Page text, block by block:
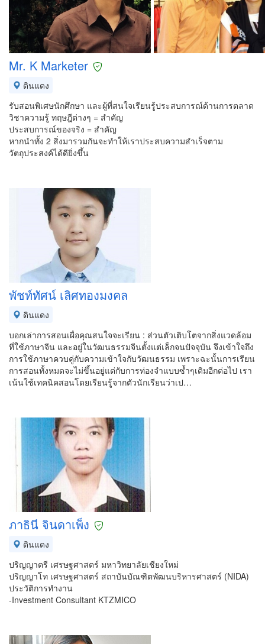
Mr. K Marketer
ดินแดง
รับสอนพิเศษนักศึกษา และผู้ที่สนใจเรียนรู้ประสบการณ์ด้านการตลาด
วิชาความรู้ ทฤษฎีต่างๆ = สำคัญ
ประสบการณ์ของจริง = สำคัญ
หากนำทั้ง 2 สิ่งมารวมกันจะทำให้เราประสบความสำเร็จตาม
วัตถุประสงค์ได้ดียิ่งขึ้น
พัชท์ทัศน์ เลิศทองมงคล
ดินแดง
บอกเล่าการสอนเผื่อคุณสนใจจะเรียน : ส่วนตัวเติบโตจากสิ่งแวดล้อม
ที่ใช้ภาษาจีน และอยู่ในวัฒนธรรมจีนตั้งแต่เล็กจนปัจจุบัน จึงเข้าใจถึง
การใช้ภาษาควบคู่กับความเข้าใจกับวัฒนธรรม เพราะฉะนั้นการเรียน
การสอนทั้งหมดจะไม่ขึ้นอยู่แต่กับการท่องจำแบบซ้ำๆเดิมอีกต่อไป เรา
เน้นใช้เทคนิคสอนโดยเรียนรู้จากตัวนักเรียนว่าเป…
ภาธินี จินดาเพ็ง
ดินแดง
ปริญญาตรี เศรษฐศาสตร์ มหาวิทยาลัยเชียงใหม่
ปริญญาโท เศรษฐศาสตร์ สถาบันบัณฑิตพัฒนบริหารศาสตร์ (NIDA)
ประวัติการทำงาน
-Investment Consultant KTZMICO